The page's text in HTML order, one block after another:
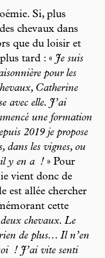
Si, plus
chevaux dans
que du loisir et
tard : « Je suis
pour les
Catherine
avec elle. J’ai
une formation
2019 je propose
dans les vignes, ou
y en a ! » Pour
vient donc de
est allée chercher
cette
deux chevaux. Le
de plus... Il n’en
! J’ai vite senti